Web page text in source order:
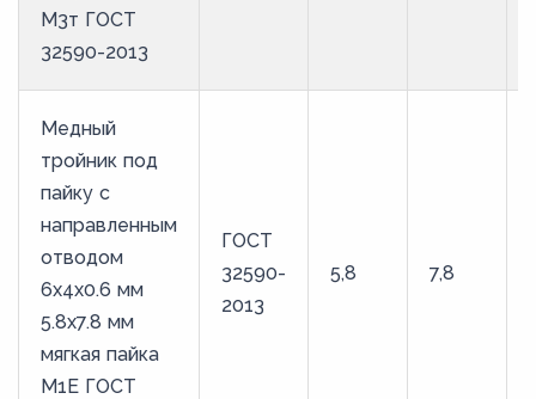
М3т ГОСТ
32590-2013
Медный
тройник под
пайку с
направленным
отводом
6х4х0.6 мм
5.8х7.8 мм
мягкая пайка
М1Е ГОСТ
ГОСТ
32590-
2013
5,8 7,8